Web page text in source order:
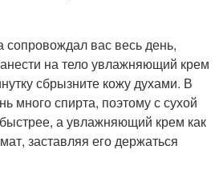
вас весь день,
на тело увлажняющий крем
сбрызните кожу духами. В
много спирта, поэтому с сухой
а увлажняющий крем как
заставляя его держаться